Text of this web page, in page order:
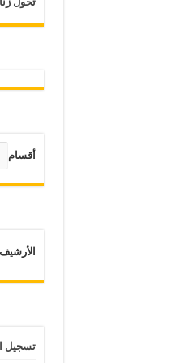
أقسام
الأرشيف
تسجيل